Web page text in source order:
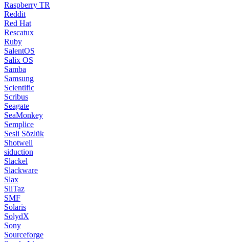
Raspberry TR
Reddit
Red Hat
Rescatux
Ruby
SalentOS
Salix OS
Samba
Samsung
Scientific
Scribus
Seagate
SeaMonkey
Semplice
Sesli Sözlük
Shotwell
siduction
Slackel
Slackware
Slax
SliTaz
SMF
Solaris
SolydX
Sony
Sourceforge